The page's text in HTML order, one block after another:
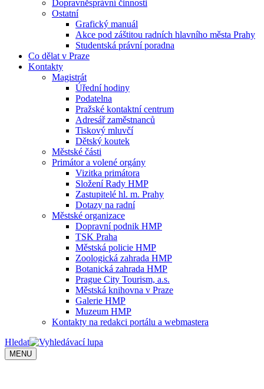
Dopravněsprávní činnosti
Ostatní
Grafický manuál
Akce pod záštitou radních hlavního města Prahy
Studentská právní poradna
Co dělat v Praze
Kontakty
Magistrát
Úřední hodiny
Podatelna
Pražské kontaktní centrum
Adresář zaměstnanců
Tiskový mluvčí
Dětský koutek
Městské části
Primátor a volené orgány
Vizitka primátora
Složení Rady HMP
Zastupitelé hl. m. Prahy
Dotazy na radní
Městské organizace
Dopravní podnik HMP
TSK Praha
Městská policie HMP
Zoologická zahrada HMP
Botanická zahrada HMP
Prague City Tourism, a.s.
Městská knihovna v Praze
Galerie HMP
Muzeum HMP
Kontakty na redakci portálu a webmastera
Hledat
MENU